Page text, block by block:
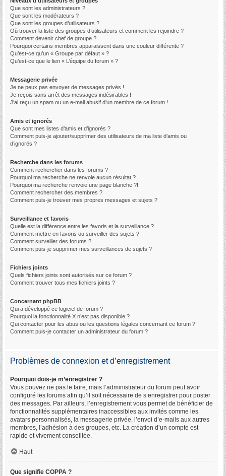
Que sont les administrateurs ?
Que sont les modérateurs ?
Que sont les groupes d’utilisateurs ?
Où trouver la liste des groupes d’utilisateurs et comment les rejoindre ?
Comment devenir chef de groupe ?
Pourquoi certains membres apparaissent dans une couleur différente ?
Qu’est-ce qu’un « Groupe par défaut » ?
Qu’est-ce que le lien « L’équipe du forum » ?
Messagerie privée
Je ne peux pas envoyer de messages privés !
Je reçois sans arrêt des messages indésirables !
J’ai reçu un spam ou un e-mail abusif d’un membre de ce forum !
Amis et ignorés
Que sont mes listes d’amis et d’ignorés ?
Comment puis-je ajouter/supprimer des utilisateurs de ma liste d’amis ou
d’ignorés ?
Recherche dans les forums
Comment rechercher dans les forums ?
Pourquoi ma recherche ne renvoie aucun résultat ?
Pourquoi ma recherche renvoie une page blanche ?!
Comment rechercher des membres ?
Comment puis-je trouver mes propres messages et sujets ?
Surveillance et favoris
Quelle est la différence entre les favoris et la surveillance ?
Comment mettre en favoris ou surveiller des sujets ?
Comment surveiller des forums ?
Comment puis-je supprimer mes surveillances de sujets ?
Fichiers joints
Quels fichiers joints sont autorisés sur ce forum ?
Comment trouver tous mes fichiers joints ?
Concernant phpBB
Qui a développé ce logiciel de forum ?
Pourquoi la fonctionnalité X n’est pas disponible ?
Qui contacter pour les abus ou les questions légales concernant ce forum ?
Comment puis-je contacter un administrateur du forum ?
Problèmes de connexion et d’enregistrement
Pourquoi dois-je m’enregistrer ?
Vous pouvez ne pas le faire, mais l’administrateur du forum peut avoir
configuré les forums afin qu’il soit nécessaire de s’enregistrer pour poster
des messages. Par ailleurs, l’enregistrement vous permet de bénéficier de
fonctionnalités supplémentaires inaccessibles aux invités comme les
avatars personnalisés, la messagerie privée, l’envoi d’e-mails aux autres
membres, l’adhésion à des groupes, etc. La création d’un compte est
rapide et vivement conseillée.
Haut
Que signifie COPPA ?